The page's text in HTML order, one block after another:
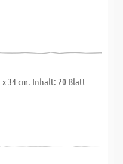
34 cm. Inhalt: 20 Blatt